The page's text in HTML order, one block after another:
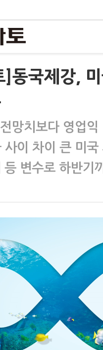
]동국제강,
망치보다 영업
사이 차이 큰 미국
등 변수로 하반기